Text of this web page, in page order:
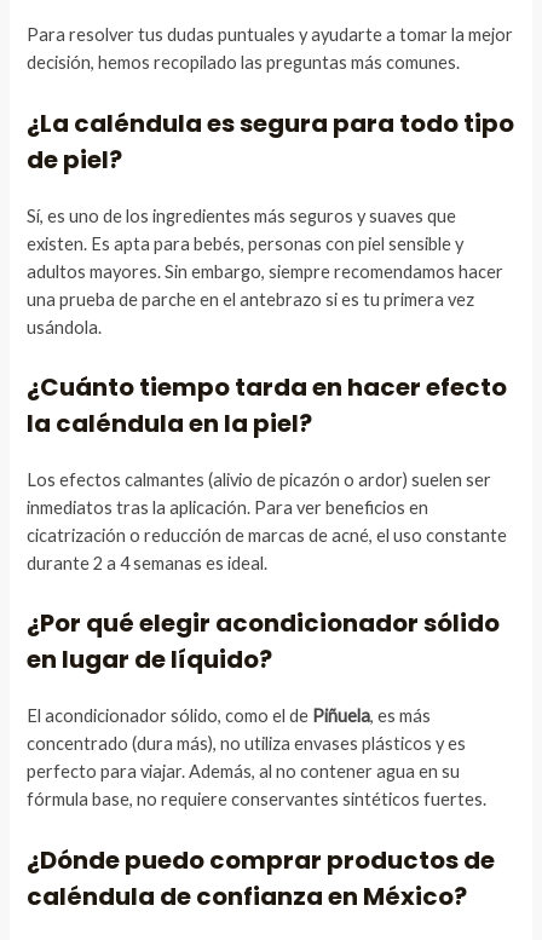
Para resolver tus dudas puntuales y ayudarte a tomar la mejor
decisión, hemos recopilado las preguntas más comunes.
¿La caléndula es segura para todo tipo
de piel?
Sí, es uno de los ingredientes más seguros y suaves que
existen. Es apta para bebés, personas con piel sensible y
adultos mayores. Sin embargo, siempre recomendamos hacer
una prueba de parche en el antebrazo si es tu primera vez
usándola.
¿Cuánto tiempo tarda en hacer efecto
la caléndula en la piel?
Los efectos calmantes (alivio de picazón o ardor) suelen ser
inmediatos tras la aplicación. Para ver beneficios en
cicatrización o reducción de marcas de acné, el uso constante
durante 2 a 4 semanas es ideal.
¿Por qué elegir acondicionador sólido
en lugar de líquido?
El acondicionador sólido, como el de Piñuela, es más
concentrado (dura más), no utiliza envases plásticos y es
perfecto para viajar. Además, al no contener agua en su
fórmula base, no requiere conservantes sintéticos fuertes.
¿Dónde puedo comprar productos de
caléndula de confianza en México?